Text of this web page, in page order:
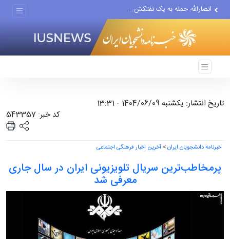
انصارالله حمله به یک نفتکش...
حادثه امنیتی دریایی در جنوب...
لفاظی جدید نتانیاهو علیه ایران
تاریخ انتشار: یکشنبه 1404/06/09 - 13:31
کد خبر: 543357
خبرنامه دانشجویان ایران> آخرین اخبار فرهنگی اجتماعی
پرمخاطب‌ترین سریال تلویزیونی ایران در سال جاری
معرفی شد